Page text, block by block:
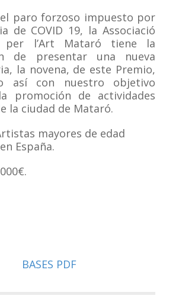
paro forzoso impuesto por
de COVID 19, la Associació
per l’Art Mataró tiene la
de presentar una nueva
la novena, de este Premio,
así con nuestro objetivo
promoción de actividades
la ciudad de Mataró.
mayores de edad
España.
BASES PDF